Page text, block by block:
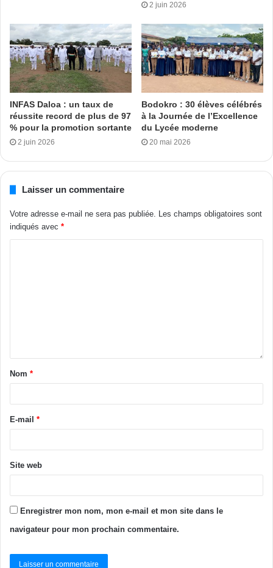
2 juin 2026
INFAS Daloa : un taux de
réussite record de plus de 97
% pour la promotion sortante
2 juin 2026
Bodokro : 30 élèves célébrés
à la Journée de l’Excellence
du Lycée moderne
20 mai 2026
Laisser un commentaire
Votre adresse e-mail ne sera pas publiée. Les champs obligatoires sont
indiqués avec *
Nom *
E-mail *
Site web
Enregistrer mon nom, mon e-mail et mon site dans le
navigateur pour mon prochain commentaire.